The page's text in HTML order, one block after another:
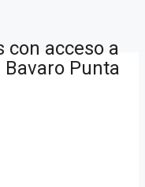
acceso a
Punta